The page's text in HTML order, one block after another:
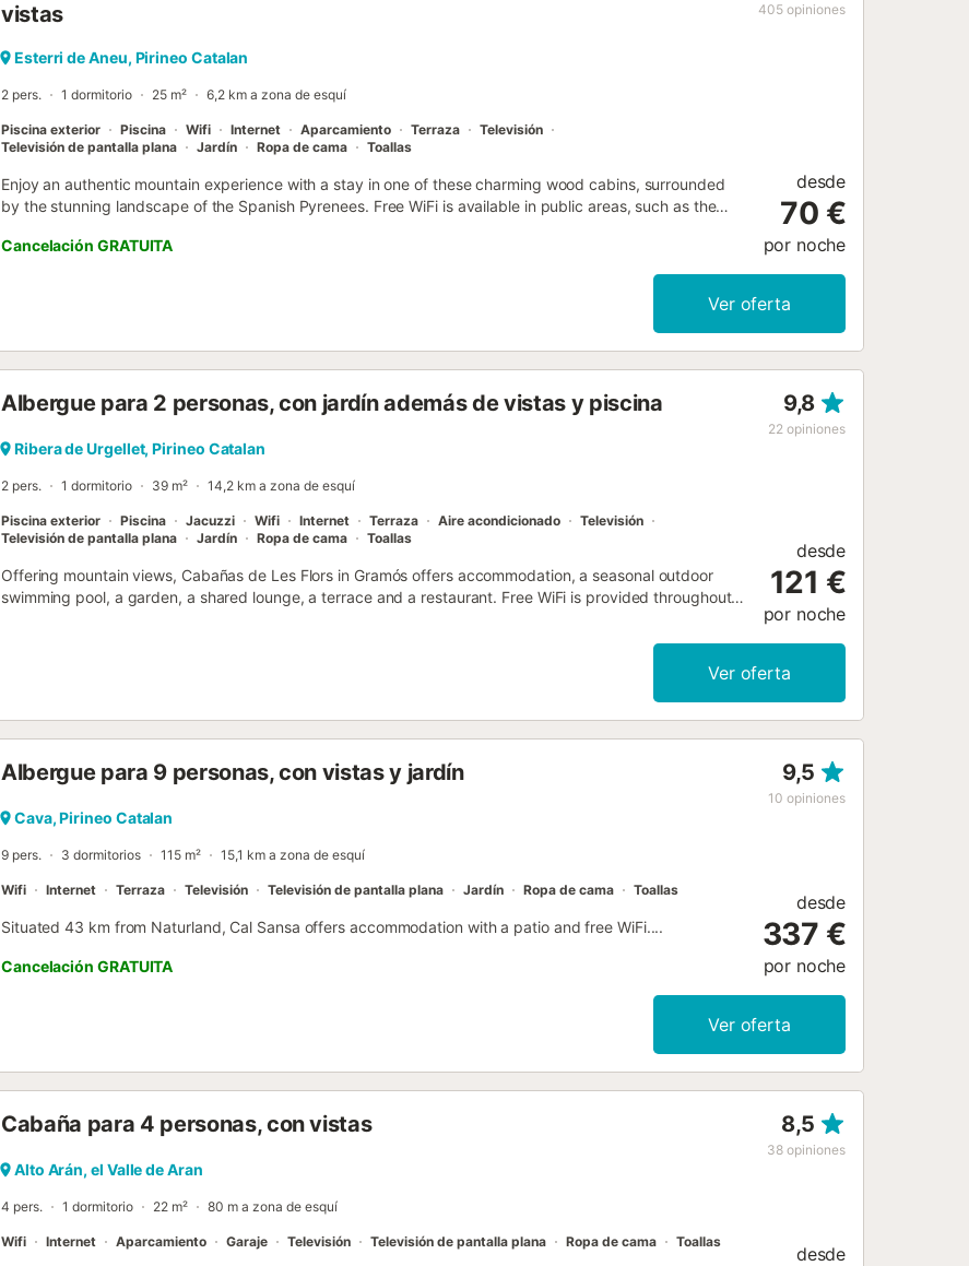
del Studio in Residencia Maresme Neu - La Molina, mientras que Masella está a 10 km. El aeropuerto más
cercano es el de Andorra-la Seu d'Urgell, a 54 km del alojamiento. Si causa daños a la propiedad durante
su estancia, es posible que deba pagar de acuerdo con la política de daños a...
vistas
405 opiniones
Esterri de Aneu, Pirineo Catalan
2 pers. 1 dormitorio 25 m² 6,2 km a zona de esquí
Piscina exterior Piscina Wifi Internet Aparcamiento Terraza
Televisión
Televisión de pantalla plana
Jardín Ropa de cama Toallas
Enjoy an authentic mountain experience with a stay in one of these charming wood cabins, surrounded
by the stunning landscape of the Spanish Pyrenees. Free WiFi is available in public areas, such as the
Cancelación GRATUITA
desde
70 €
por noche
Ver oferta
Albergue para 2 personas, con jardín además de vistas y piscina 9,8
22 opiniones
Ribera de Urgellet, Pirineo Catalan
2 pers. 1 dormitorio 39 m² 14,2 km a zona de esquí
Piscina exterior Piscina Jacuzzi Wifi Internet Terraza Aire acondicionado
Televisión
Televisión de pantalla plana
Jardín Ropa de cama Toallas
Offering mountain views, Cabañas de Les Flors in Gramós offers accommodation, a seasonal outdoor
swimming pool, a garden, a shared lounge, a terrace and a restaurant. Free WiFi is provided throughout
desde
121 €
por noche
Ver oferta
Albergue para 9 personas, con vistas y jardín 9,5
10 opiniones
Cava, Pirineo Catalan
9 pers. 3 dormitorios 115 m² 15,1 km a zona de esquí
Wifi Internet Terraza Televisión Televisión de pantalla plana Jardín Ropa de cama Toallas
Situated 43 km from Naturland, Cal Sansa offers accommodation with a patio and free WiFi....
Cancelación GRATUITA
desde
337 €
por noche
Ver oferta
Cabaña para 4 personas, con vistas 8,5
38 opiniones
Alto Arán, el Valle de Aran
4 pers. 1 dormitorio 22 m² 80 m a zona de esquí
Wifi Internet Aparcamiento Garaje Televisión Televisión de pantalla plana Ropa de cama Toallas
desde